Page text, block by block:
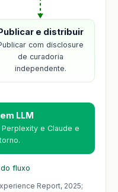
e distribuir
com disclosure
de curadoria
independente.
LLM
e Claude e
fluxo
Report, 2025;